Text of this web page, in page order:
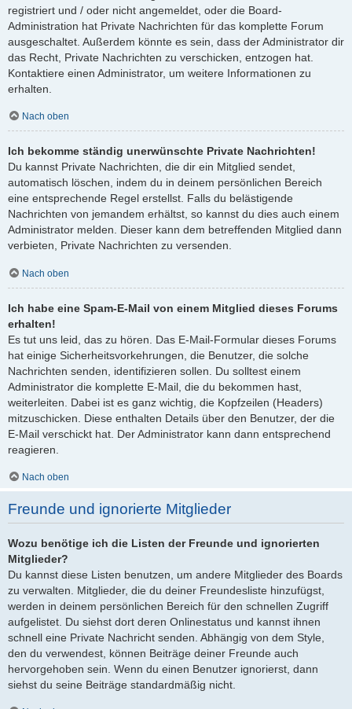
registriert und / oder nicht angemeldet, oder die Board-
Administration hat Private Nachrichten für das komplette Forum
ausgeschaltet. Außerdem könnte es sein, dass der Administrator dir
das Recht, Private Nachrichten zu verschicken, entzogen hat.
Kontaktiere einen Administrator, um weitere Informationen zu
erhalten.
Nach oben
Ich bekomme ständig unerwünschte Private Nachrichten!
Du kannst Private Nachrichten, die dir ein Mitglied sendet,
automatisch löschen, indem du in deinem persönlichen Bereich
eine entsprechende Regel erstellst. Falls du belästigende
Nachrichten von jemandem erhältst, so kannst du dies auch einem
Administrator melden. Dieser kann dem betreffenden Mitglied dann
verbieten, Private Nachrichten zu versenden.
Nach oben
Ich habe eine Spam-E-Mail von einem Mitglied dieses Forums
erhalten!
Es tut uns leid, das zu hören. Das E-Mail-Formular dieses Forums
hat einige Sicherheitsvorkehrungen, die Benutzer, die solche
Nachrichten senden, identifizieren sollen. Du solltest einem
Administrator die komplette E-Mail, die du bekommen hast,
weiterleiten. Dabei ist es ganz wichtig, die Kopfzeilen (Headers)
mitzuschicken. Diese enthalten Details über den Benutzer, der die
E-Mail verschickt hat. Der Administrator kann dann entsprechend
reagieren.
Nach oben
Freunde und ignorierte Mitglieder
Wozu benötige ich die Listen der Freunde und ignorierten
Mitglieder?
Du kannst diese Listen benutzen, um andere Mitglieder des Boards
zu verwalten. Mitglieder, die du deiner Freundesliste hinzufügst,
werden in deinem persönlichen Bereich für den schnellen Zugriff
aufgelistet. Du siehst dort deren Onlinestatus und kannst ihnen
schnell eine Private Nachricht senden. Abhängig von dem Style,
den du verwendest, können Beiträge deiner Freunde auch
hervorgehoben sein. Wenn du einen Benutzer ignorierst, dann
siehst du seine Beiträge standardmäßig nicht.